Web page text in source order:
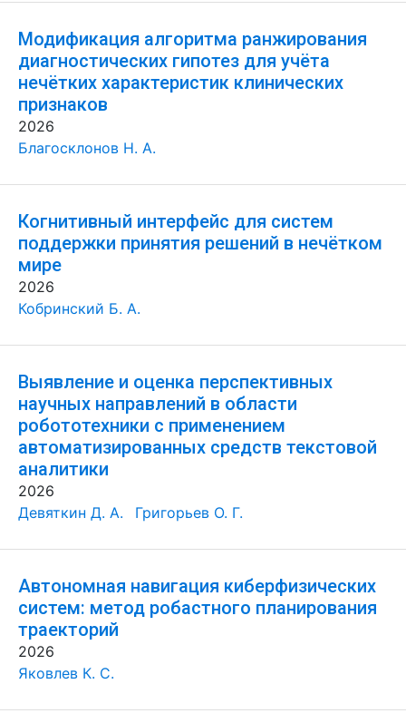
Модификация алгоритма ранжирования
диагностических гипотез для учёта
нечётких характеристик клинических
признаков
2026
Благосклонов Н. А.
Когнитивный интерфейс для систем
поддержки принятия решений в нечётком
мире
2026
Кобринский Б. А.
Выявление и оценка перспективных
научных направлений в области
робототехники с применением
автоматизированных средств текстовой
аналитики
2026
Девяткин Д. А.
Григорьев О. Г.
Автономная навигация киберфизических
систем: метод робастного планирования
траекторий
2026
Яковлев К. С.